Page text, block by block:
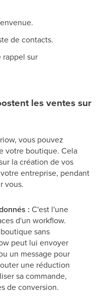
de contacts.
rappel sur
les ventes sur
vous pouvez
votre boutique. Cela
la création de vos
entreprise, pendant
vous.
: C'est l'une
d'un workflow.
sans
peut lui envoyer
un message pour
une réduction
sa commande,
de conversion.